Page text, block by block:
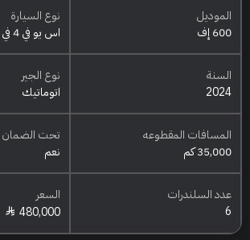
الموديل
600 إف
نوع السيارة
اس يو في 4 في 4
السنة
2024
نوع الجير
اتوماتيك
المسافات المقطوعه
35,000 كم
تحت الضمان
نعم
عدد السلندرات
6
السعر
480,000